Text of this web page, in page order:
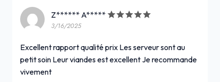
Z****** A*****
3/16/2025
Excellent rapport qualité prix Les serveur sont au
petit soin Leur viandes est excellent Je recommande
vivement